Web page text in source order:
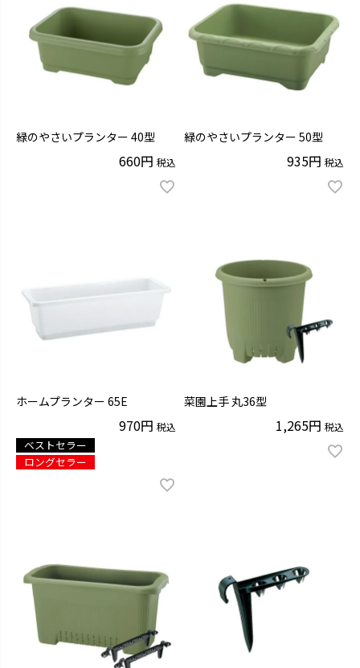
緑のやさいプランター 40型
660 税込
緑のやさいプランター 50型
935 税込
ホームプランター 65E
970 税込
ベストセラー
ロングセラー
菜園上手 丸36型
1,265 税込